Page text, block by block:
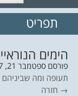
//
תפריט
הימים
פורסם ספטמבר 21, 2017
תעופה ומה שביניהם
→ חזרה